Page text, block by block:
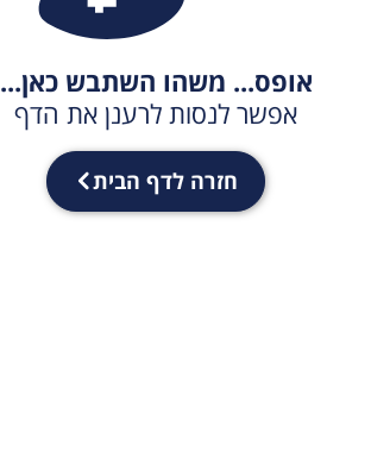
אופס... משהו השתבש כאן...
אפשר לנסות לרענן את הדף
חזרה לדף הבית